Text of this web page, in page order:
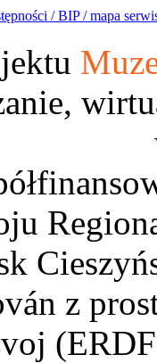
/BIP /mapa
z